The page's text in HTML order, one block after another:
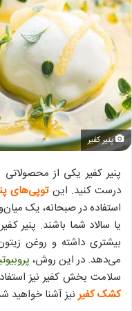
پنیر کفیر
پنیر کفیر یکی از
درست کنید. اینتوپی‌های
استفاده در صبحانه، یک
یا سالاد شما باشند. پنیر
بیشتری داشته و روغن
می‌دهد. در این روش،
سلامت بخش کفیر نیز
کشک کفیر نیز آشنا خواهید